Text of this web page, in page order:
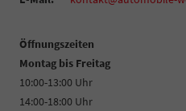
Öffnungszeiten
Montag bis Freitag
10:00-13:00 Uhr
14:00-18:00 Uhr